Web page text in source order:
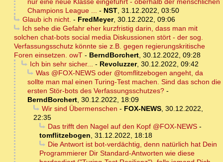
nur eine neue Klasse eingeführt - oberhalb der menschlichen
Champions League ... - NST, 31.12.2022, 03:50
Glaub ich nicht. - FredMeyer, 30.12.2022, 09:06
Ich sehe die Gefahr eher kurzfristig darin, dass man mit
solchen chat-bots social media Diskussionen stört - der sog.
Verfassungsschutz könnte sie z.B. gegen regierungskritische
Foren einsetzen. owT - BerndBorchert, 30.12.2022, 09:28
Ich bin sehr sicher... - Revoluzzer, 30.12.2022, 09:42
Was @FOX-NEWS oder @tomflitzebogen angeht, da
sollte man mal einen Turing-Test machen. Sind das schon die
ersten Stör-bots des Verfassungsschutzes? -
BerndBorchert, 30.12.2022, 18:09
Wir sind Übermenschen - FOX-NEWS, 30.12.2022,
22:35
Das trifft den Nagel auf den Kopf @FOX-NEWS-
tomflitzebogen, 31.12.2022, 18:18
Die Antwort ist bot-verdächtig, denn natürlich hat Dein
Programmierer Dir Standard-Antworten wie diese